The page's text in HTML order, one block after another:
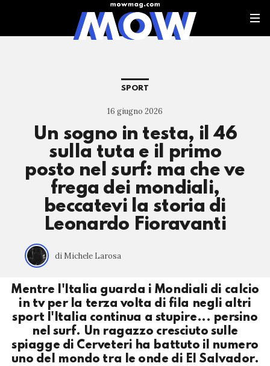
SPORT
16 giugno 2026
Un sogno in testa, il 46
sulla tuta e il primo
posto nel surf: ma che ve
frega dei mondiali,
beccatevi la storia di
Leonardo Fioravanti
di Michele Larosa
Mentre l'Italia guarda i Mondiali di calcio
in tv per la terza volta di fila negli altri
sport l'Italia continua a stupire... persino
nel surf. Un ragazzo cresciuto sulle
spiagge di Cerveteri ha battuto il numero
uno del mondo tra le onde di El Salvador.